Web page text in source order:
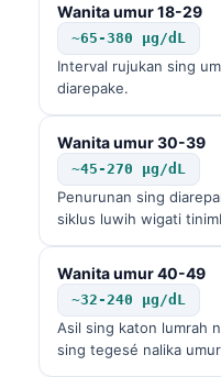
Wanita umur 18-29
~65-380 µg/dL
Interval rujukan sing
diarepake.
Wanita umur 30-39
~45-270 µg/dL
Penurunan sing
siklus luwih wigati
Wanita umur 40-49
~32-240 µg/dL
Asil sing katon lumrah
sing tegesé nalika